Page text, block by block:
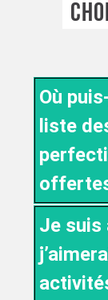
Où
liste
Je suis